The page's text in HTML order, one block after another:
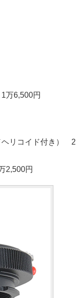
万6,500円
ヘリコイド付き） 2
2,500円